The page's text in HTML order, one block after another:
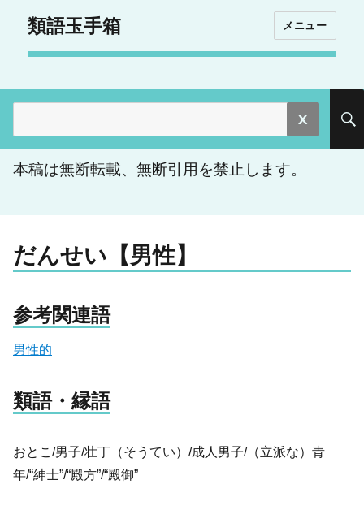
類語玉手箱 メニュー
索:
本稿は無断転載、無断引用を禁止します。
だんせい【男性】
参考関連語
男性的
類語・縁語
おとこ/男子/壮丁（そうてい）/成人男子/（立派な）青
年/“紳士”/“殿方”/“殿御”